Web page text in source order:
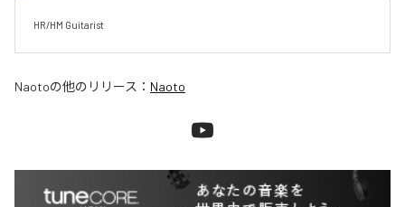
HR/HM Guitarist
Naotoの他のリリース： Naoto